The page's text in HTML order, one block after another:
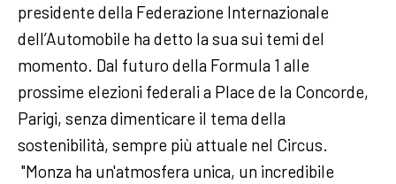
presidente della Federazione Internazionale
dell’Automobile ha detto la sua sui temi del
momento. Dal futuro della Formula 1 alle
prossime elezioni federali a Place de la Concorde,
Parigi, senza dimenticare il tema della
sostenibilità, sempre più attuale nel Circus.
"Monza ha un'atmosfera unica, un incredibile